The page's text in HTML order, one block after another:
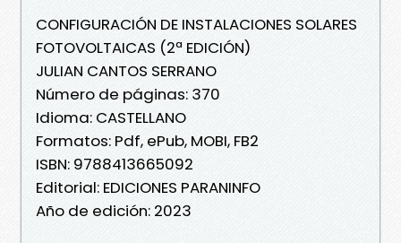
CONFIGURACIÓN DE INSTALACIONES SOLARES
FOTOVOLTAICAS (2ª EDICIÓN)
JULIAN CANTOS SERRANO
Número de páginas: 370
Idioma: CASTELLANO
Formatos: Pdf, ePub, MOBI, FB2
ISBN: 9788413665092
Editorial: EDICIONES PARANINFO
Año de edición: 2023